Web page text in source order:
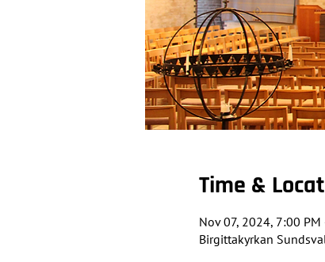
Time &
Nov 07, 2024, 7:00
Birgittakyrkan